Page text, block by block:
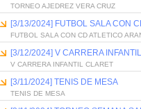
TORNEO AJEDREZ VERA CRUZ
[3/13/2024] FUTBOL SALA CON
FUTBOL SALA CON CD ATLETICO
[3/12/2024] V CARRERA
V CARRERA INFANTIL CLARET
[3/11/2024] TENIS DE MESA
TENIS DE MESA